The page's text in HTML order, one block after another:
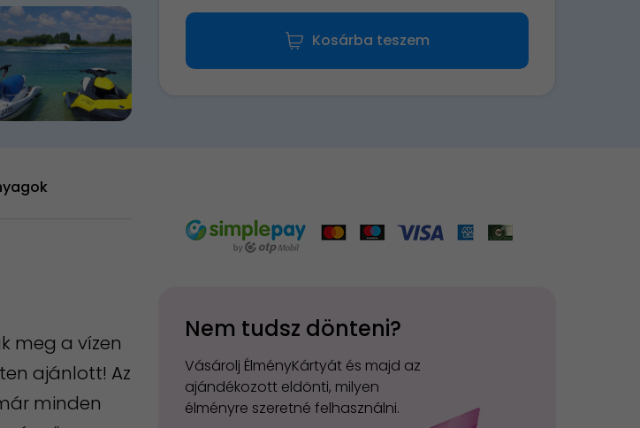
Kosárba teszem
meg a vízen
ajánlott! Az
minden
Nem tudsz dönteni?
Vásárolj ÉlményKártyát és majd az
ajándékozott eldönti, milyen
élményre szeretné felhasználni.